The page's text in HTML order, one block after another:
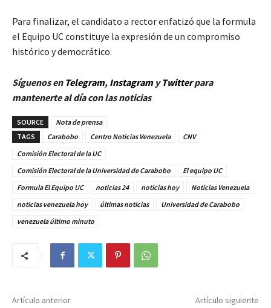
Para finalizar, el candidato a rector enfatizó que la formula
el Equipo UC constituye la expresión de un compromiso
histórico y democrático.
Síguenos en Telegram, InstagramyTwitterpara
mantenerte al día con las noticias
SOURCE
Nota de prensa
TAGS
Carabobo Centro Noticias Venezuela
CNV
Comisión Electoral de la UC
Comisión Electoral de la Universidad de Carabobo
El equipo UC
Formula El Equipo UC
noticias 24 noticias hoy
Noticias Venezuela
noticias venezuela hoy
últimas noticias
Universidad de Carabobo
venezuela último minuto
Artículo anterior Artículo siguiente